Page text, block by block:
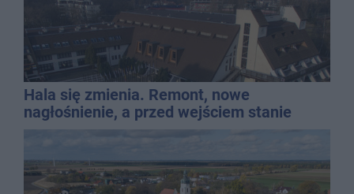
Hala się zmienia. Remont, nowe
nagłośnienie, a przed wejściem stanie
QEMETICA ARENA